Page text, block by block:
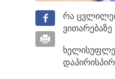
რა
ვითარებაზე